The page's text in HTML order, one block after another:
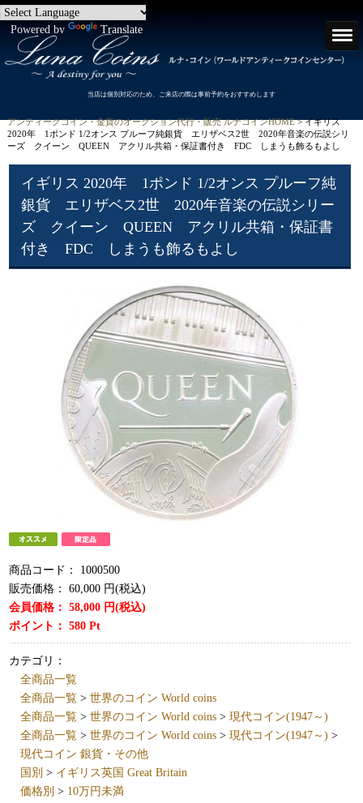
Powered by Translate
当店は個別対応のため、ご来店の際は事前予約をおすすめします
アンティークコイン・金貨のオークション代行・販売 ルナコインHOME> イギリス
2020年 1ポンド 1/2オンス プルーフ純銀貨 エリザベス2世 2020年音楽の伝説シリ
ーズ クイーン QUEEN アクリル共箱・保証書付き FDC しまうも飾るもよし
イギリス 2020年 1ポンド 1/2オンス プルーフ純
銀貨 エリザベス2世 2020年音楽の伝説シリー
ズ クイーン QUEEN アクリル共箱・保証書
付き FDC しまうも飾るもよし
商品コード：
1000500
販売価格：
60,000 円(税込)
会員価格：
58,000 円(税込)
ポイント：580 Pt
カテゴリ：
全商品一覧
全商品一覧 >世界のコイン World coins
全商品一覧 >世界のコイン World coins >現代コイン(1947～)
全商品一覧 >世界のコイン World coins >現代コイン(1947～) >
現代コイン 銀貨・その他
国別 > イギリス英国 Great Britain
価格別 > 10万円未満